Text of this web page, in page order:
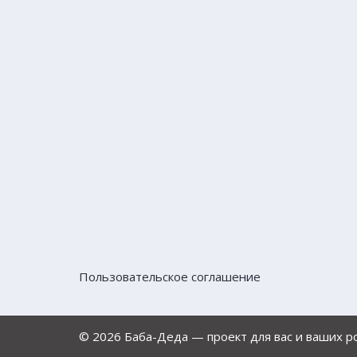
Пользовательское соглашение
© 2026 Баба-Деда — проект для вас и ваших